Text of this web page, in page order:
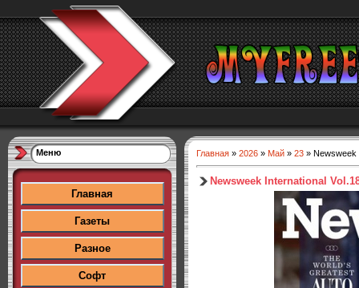
Меню
Главная
Газеты
Разное
Софт
Главная » 2026 » Май » 23 » Newsweek
Newsweek International